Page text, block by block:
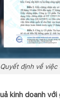
Quyết định về
kinh doanh